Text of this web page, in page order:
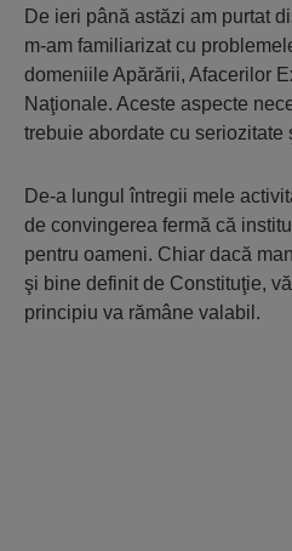
De ieri până astăzi am purtat
m-am familiarizat cu
domeniile Apărării, Afacerilor
Naţionale. Aceste aspecte
trebuie abordate cu seriozitate
De-a lungul întregii mele
de convingerea fermă că
pentru oameni. Chiar dacă
şi bine definit de Constituţie,
principiu va rămâne valabil.